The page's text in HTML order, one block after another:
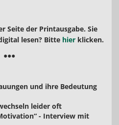
Seite der Printausgabe. Sie
lesen? Bitte hier klicken.
●●●
und ihre Bedeutung
leider oft
- Interview mit